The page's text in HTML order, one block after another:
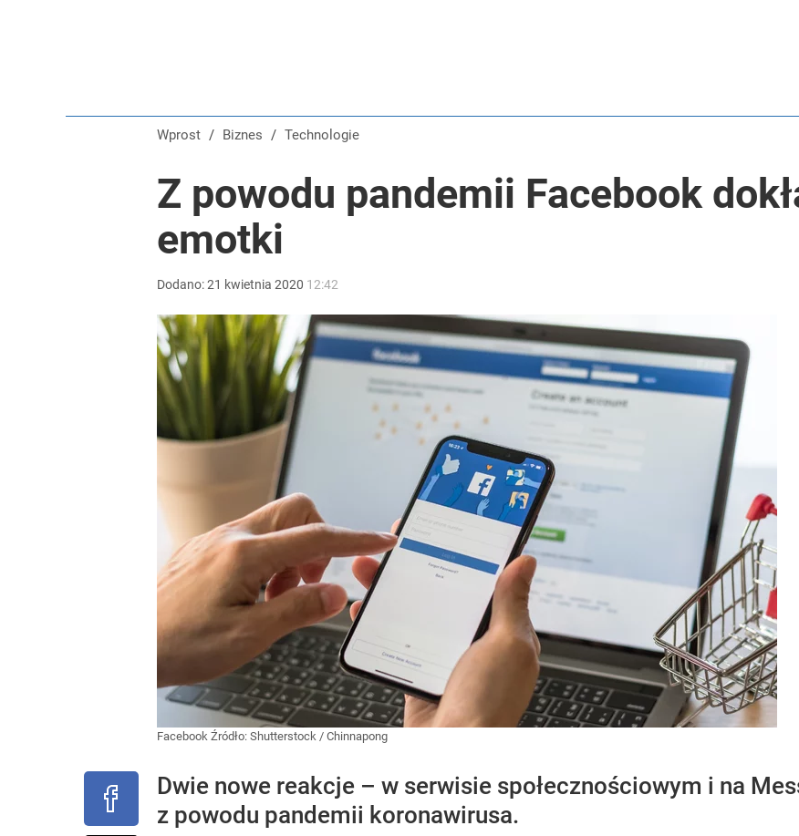
Wprost / Biznes / Technologie
Z powodu pandemii Facebook
emotki
Dodano:21 kwietnia 2020 12:42
Facebook Źródło: Shutterstock / Chinnapong
Dwie nowe reakcje – w serwisie społecznościowym i na
z powodu pandemii koronawirusa.